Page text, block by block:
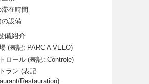
滞在時間
の設備
備紹介
(表記: PARC A VELO)
ロール (表記: Controle)
ラン (表記:
Restauration)